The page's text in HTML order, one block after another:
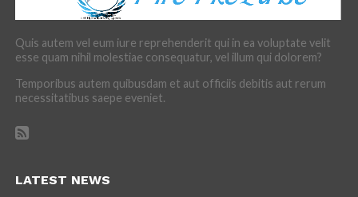
Quis autem vel eum iure reprehenderit qui in ea voluptate velit
esse quam nihil molestiae consequatur, vel illum qui dolorem?
Temporibus autem quibusdam et aut officiis debitis aut rerum
necessitatibus saepe eveniet.
LATEST NEWS